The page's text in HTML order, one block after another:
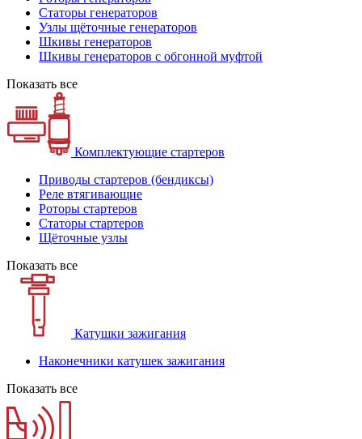
Статоры генераторов
Узлы щёточные генераторов
Шкивы генераторов
Шкивы генераторов с обгонной муфтой
Показать все
Комплектующие стартеров
Приводы стартеров (бендиксы)
Реле втягивающие
Роторы стартеров
Статоры стартеров
Щёточные узлы
Показать все
Катушки зажигания
Наконечники катушек зажигания
Показать все